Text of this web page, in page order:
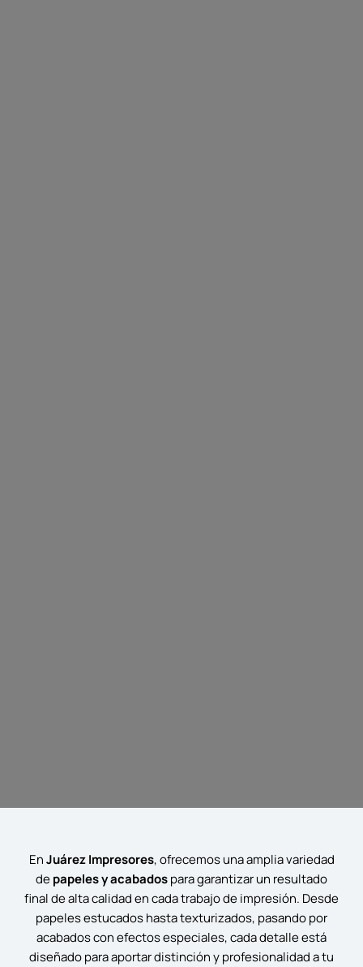
EnJuárez Impresores, ofrecemos una amplia variedad
depapeles y acabadospara garantizar un resultado
final de alta calidad en cada trabajo de impresión. Desde
papeles estucados hasta texturizados, pasando por
acabados con efectos especiales, cada detalle está
diseñado para aportar distinción y profesionalidad a tu